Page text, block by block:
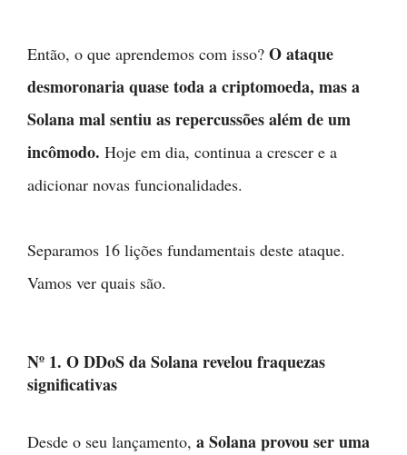
Então, o que aprendemos com isso? O ataque
desmoronaria quase toda a criptomoeda, mas a
Solana mal sentiu as repercussões além de um
incômodo. Hoje em dia, continua a crescer e a
adicionar novas funcionalidades.
Separamos 16 lições fundamentais deste ataque.
Vamos ver quais são.
Nº 1. O DDoS da Solana revelou fraquezas
significativas
Desde o seu lançamento, a Solana provou ser uma